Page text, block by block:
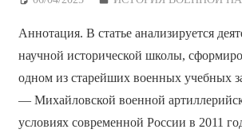
Аннотация. В статье анализируется
научной исторической школы,
одном из старейших военных учебных
— Михайловской военной
условиях современной России в 2011